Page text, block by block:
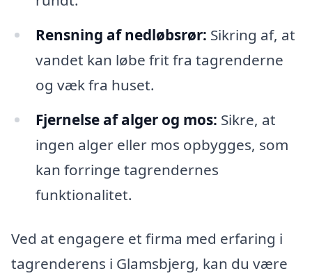
Rensning af nedløbsrør: Sikring af, at
vandet kan løbe frit fra tagrenderne
og væk fra huset.
Fjernelse af alger og mos: Sikre, at
ingen alger eller mos opbygges, som
kan forringe tagrendernes
funktionalitet.
Ved at engagere et firma med erfaring i
tagrenderens i Glamsbjerg, kan du være